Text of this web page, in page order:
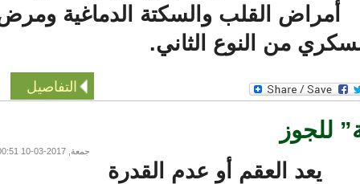
أمراض القلب والسكتة الدماغية ومرض
من النوع الثاني.
التفاصيل
للجوز
جمعة, 2017-03-10 00:51
يعد العقم أو عدم القدرة